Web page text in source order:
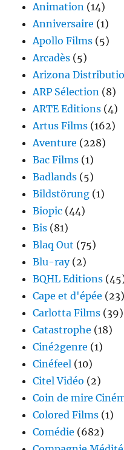
Animation (14)
Anniversaire (1)
Apollo Films (5)
Arcadès (5)
Arizona
ARP Sélection (8)
ARTE Editions (4)
Artus Films (162)
Aventure (228)
Bac Films (1)
Badlands (5)
Bildstörung (1)
Biopic (44)
Bis (81)
Blaq Out (75)
Blu-ray(2)
BQHL Editions
Cape et d'épée (23)
Carlotta Films (39)
Catastrophe (18)
Ciné2genre (1)
Cinéfeel (10)
Citel Vidéo (2)
Coin de mire
Colored Films (1)
Comédie (682)